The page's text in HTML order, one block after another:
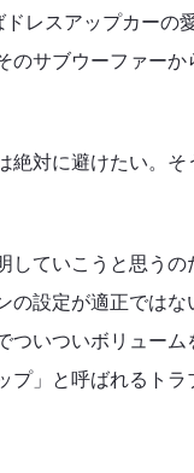
レスアップカーの
のサブウーファー
対に避けたい。
ていこうと思う
設定が適正ではな
いついボリュー
」と呼ばれるト